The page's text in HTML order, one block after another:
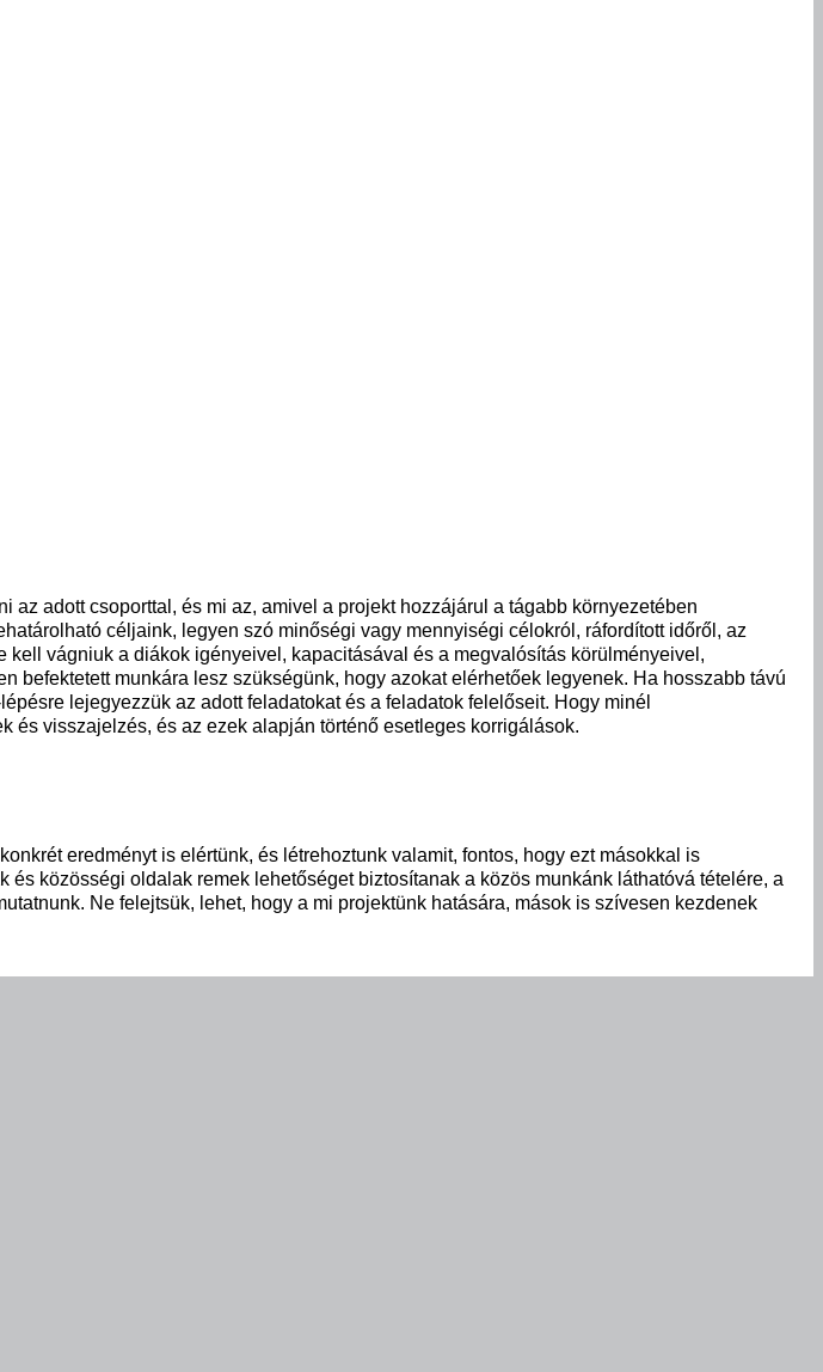
adott csoporttal, és mi az, amivel a projekt hozzájárul a tágabb környezetében
céljaink, legyen szó minőségi vagy mennyiségi célokról, ráfordított időről, az
vágniuk a diákok igényeivel, kapacitásával és a megvalósítás körülményeivel,
munkára lesz szükségünk, hogy azokat elérhetőek legyenek. Ha hosszabb távú
lejegyezzük az adott feladatokat és a feladatok felelőseit. Hogy minél
visszajelzés, és az ezek alapján történő esetleges korrigálások.
eredményt is elértünk, és létrehoztunk valamit, fontos, hogy ezt másokkal is
közösségi oldalak remek lehetőséget biztosítanak a közös munkánk láthatóvá tételére, a
Ne felejtsük, lehet, hogy a mi projektünk hatására, mások is szívesen kezdenek